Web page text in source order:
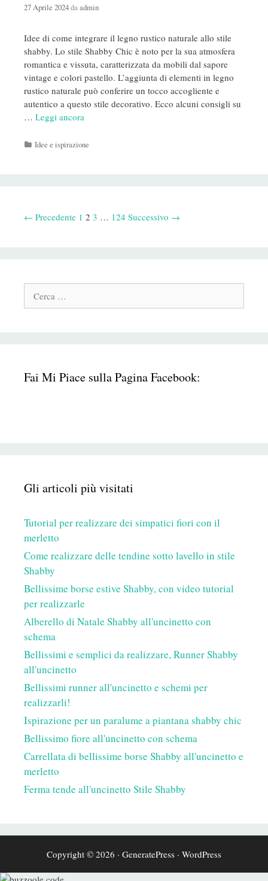
27 Aprile 2024daadmin
Idee di come integrare il legno rustico naturale allo stile
shabby. Lo stile Shabby Chic è noto per la sua atmosfera
romantica e vissuta, caratterizzata da mobili dal sapore
vintage e colori pastello. L’aggiunta di elementi in legno
rustico naturale può conferire un tocco accogliente e
autentico a questo stile decorativo. Ecco alcuni consigli su
… Leggi ancora
Categorie
Idee e ispirazione
Navigazione
← Precedente 1 2 3 … 124 Successivo →
Cerca:
Fai Mi Piace sulla Pagina Facebook:
Gli articoli più visitati
Tutorial per realizzare dei simpatici fiori con il
merletto
Come realizzare delle tendine sotto lavello in stile
Shabby
Bellissime borse estive Shabby, con video tutorial
per realizzarle
Alberello di Natale Shabby all'uncinetto con
schema
Bellissimi e semplici da realizzare, Runner Shabby
all'uncinetto
Bellissimi runner all'uncinetto e schemi per
realizzarli!
Ispirazione per un paralume a piantana shabby chic
Bellissimo fiore all'uncinetto con schema
Carrellata di bellissime borse Shabby all'uncinetto e
merletto
Ferma tende all'uncinetto Stile Shabby
Copyright © 2026 · GeneratePress · WordPress